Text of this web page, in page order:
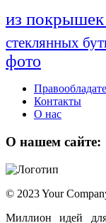
из покрышек
стеклянных
фото
Контакты
О нас
О нашем сайте:
© 2023 Your
Миллион идей